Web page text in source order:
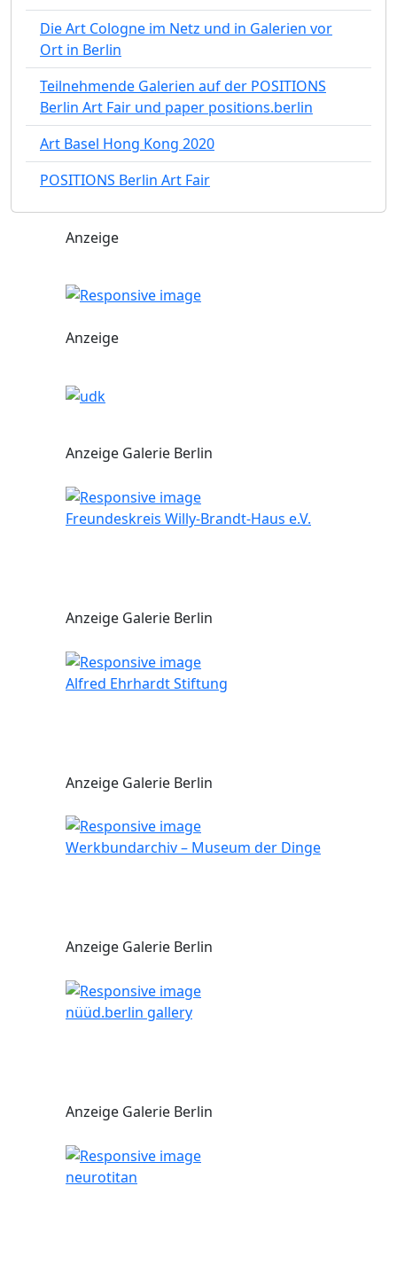
Die Art Cologne im Netz und in Galerien vor
Ort in Berlin
Teilnehmende Galerien auf der POSITIONS
Berlin Art Fair und paper positions.berlin
Art Basel Hong Kong 2020
POSITIONS Berlin Art Fair
Anzeige
Anzeige
Anzeige Galerie Berlin
Freundeskreis Willy-Brandt-Haus e.V.
Anzeige Galerie Berlin
Alfred Ehrhardt Stiftung
Anzeige Galerie Berlin
Werkbundarchiv – Museum der Dinge
Anzeige Galerie Berlin
nüüd.berlin gallery
Anzeige Galerie Berlin
neurotitan